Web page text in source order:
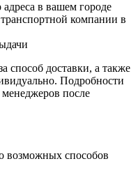
адреса в вашем городе
компании в
способ доставки, а также
Подробности
после
возможных способов